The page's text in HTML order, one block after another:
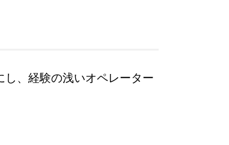
、経験の浅いオペレーター